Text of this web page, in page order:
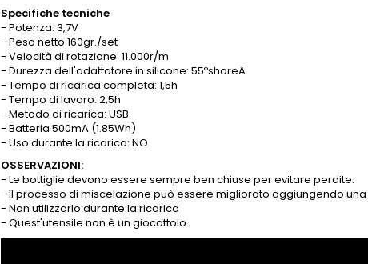
Specifiche tecniche
- Potenza: 3,7V
- Peso netto 160gr./set
- Velocità di rotazione: 11.000r/m
- Durezza dell'adattatore in silicone: 55ºshoreA
- Tempo di ricarica completa: 1,5h
- Tempo di lavoro: 2,5h
- Metodo di ricarica: USB
- Batteria 500mA (1.85Wh)
- Uso durante la ricarica: NO
OSSERVAZIONI:
- Le bottiglie devono essere sempre ben chiuse per evitare perdite.
- Il processo di miscelazione può essere migliorato aggiungendo una
- Non utilizzarlo durante la ricarica
- Quest'utensile non è un giocattolo.